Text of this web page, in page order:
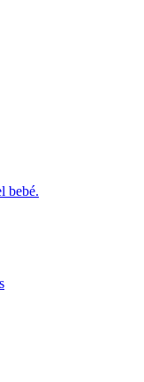
bebé.